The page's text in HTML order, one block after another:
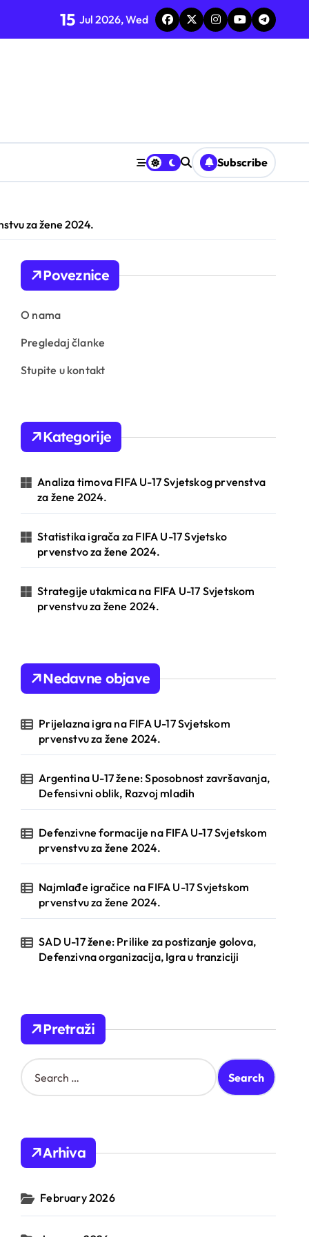
15 Jul 2026, Wed
Subscribe
za žene 2024.
Poveznice
O nama
Pregledaj članke
Stupite u kontakt
Kategorije
Analiza timova FIFA U-17 Svjetskog prvenstva
za žene 2024.
Statistika igrača za FIFA U-17 Svjetsko
prvenstvo za žene 2024.
Strategije utakmica na FIFA U-17 Svjetskom
prvenstvu za žene 2024.
Nedavne objave
Prijelazna igra na FIFA U-17 Svjetskom
prvenstvu za žene 2024.
Argentina U-17 žene: Sposobnost završavanja,
Defensivni oblik, Razvoj mladih
Defenzivne formacije na FIFA U-17 Svjetskom
prvenstvu za žene 2024.
Najmlađe igračice na FIFA U-17 Svjetskom
prvenstvu za žene 2024.
SAD U-17 žene: Prilike za postizanje golova,
Defenzivna organizacija, Igra u tranziciji
Pretraži
S
e
h
o
:
Arhiva
February 2026